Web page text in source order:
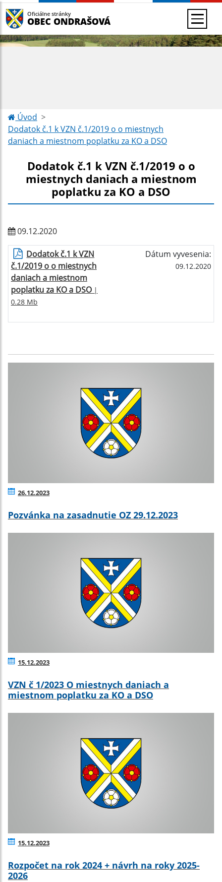
Oficiálne stránky
OBEC ONDRAŠOVÁ
Úvod
Dodatok č.1 k VZN č.1/2019 o o miestnych
daniach a miestnom poplatku za KO a DSO
Dodatok č.1 k VZN č.1/2019 o o
miestnych daniach a miestnom
poplatku za KO a DSO
09.12.2020
Dodatok č.1 k VZN
č.1/2019 o o miestnych
daniach a miestnom
poplatku za KO a DSO|
0.28 Mb
Dátum vyvesenia:
09.12.2020
26.12.2023
Pozvánka na zasadnutie OZ 29.12.2023
15.12.2023
VZN č 1/2023 O miestnych daniach a
miestnom poplatku za KO a DSO
15.12.2023
Rozpočet na rok 2024 + návrh na roky 2025-
2026